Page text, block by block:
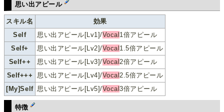
思い出アピール
スキル名
効果
Self
思い出アピール[Lv1]/Vocal 1倍アピール
Self+
思い出アピール[Lv2]/Vocal 1.5倍アピール
Self++
思い出アピール[Lv3]/Vocal 2倍アピール
Self+++
思い出アピール[Lv4]/Vocal 2.5倍アピール
[My]Self 思い出アピール[Lv5]/Vocal3倍アピール
特徴